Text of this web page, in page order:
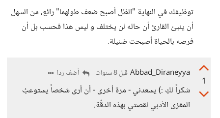
توظيفك في النهاية "الظل أصبح ضعف طولهما" رائع، من السهل
أن ينبئ القارئ أن حاله لن يختلف و ليس هذا فحسب بل أن
فرصه بالحياة أصبحت ضئيلة.
1
Abbad_Diraneyya قبل 8 سنوات أضف ردا
شكراً لكِ :) يسعدني - مرة أخرى - أن أرى شخصاً يستوعبُ
المغزى الأدبي لقصتي بهذه الدقّة.